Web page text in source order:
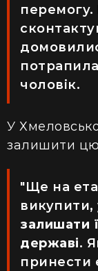
чоловік.
У
залишити цю
"Ще на
викупити,
залишати
державі.
принести